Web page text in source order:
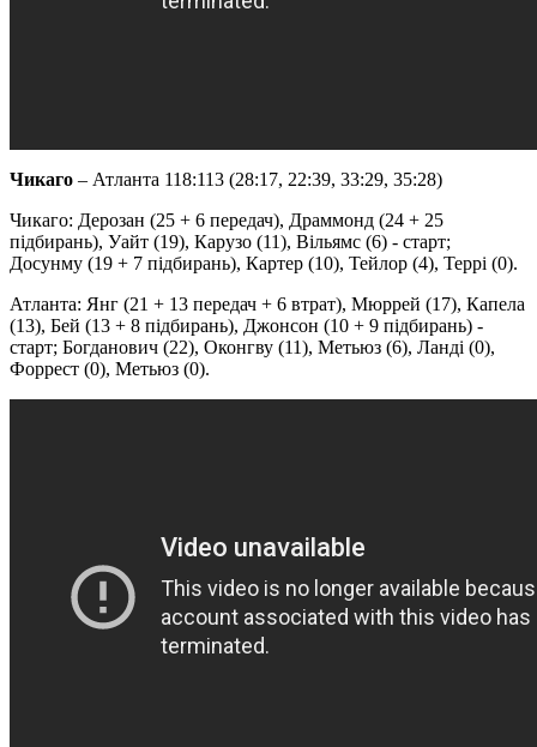
Чикаго – Атланта 118:113 (28:17, 22:39, 33:29, 35:28)
Чикаго: Дерозан (25 + 6 передач), Драммонд (24 + 25
підбирань), Уайт (19), Карузо (11), Вільямс (6) - старт;
Досунму (19 + 7 підбирань), Картер (10), Тейлор (4), Террі (0).
Атланта: Янг (21 + 13 передач + 6 втрат), Мюррей (17), Капела
(13), Бей (13 + 8 підбирань), Джонсон (10 + 9 підбирань) -
старт; Богданович (22), Оконгву (11), Метьюз (6), Ланді (0),
Форрест (0), Метьюз (0).